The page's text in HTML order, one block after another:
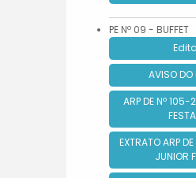
PE Nº 09 - BUFFET
AVISO DO
ARP DE Nº 105-
EXTRATO ARP
JUNIOR